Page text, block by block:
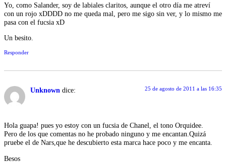
Yo, como Salander, soy de labiales claritos, aunque el otro día me atreví
con un rojo xDDDD no me queda mal, pero me sigo sin ver, y lo mismo me
pasa con el fucsia xD
Un besito.
Responder
Unknown dice: 25 de agosto de 2011 a las 16:35
Hola guapa! pues yo estoy con un fucsia de Chanel, el tono Orquidee.
Pero de los que comentas no he probado ninguno y me encantan.Quizá
pruebe el de Nars,que he descubierto esta marca hace poco y me encanta.
Besos